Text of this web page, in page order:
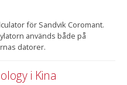
för Sandvik Coromant.
används både på
datorer.
i Kina